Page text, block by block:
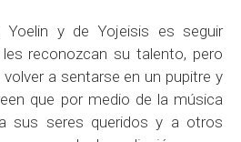
Yoelin y de Yojeisis es seguir
reconozcan su talento, pero
a sentarse en un pupitre y
que por medio de la música
sus seres queridos y a otros